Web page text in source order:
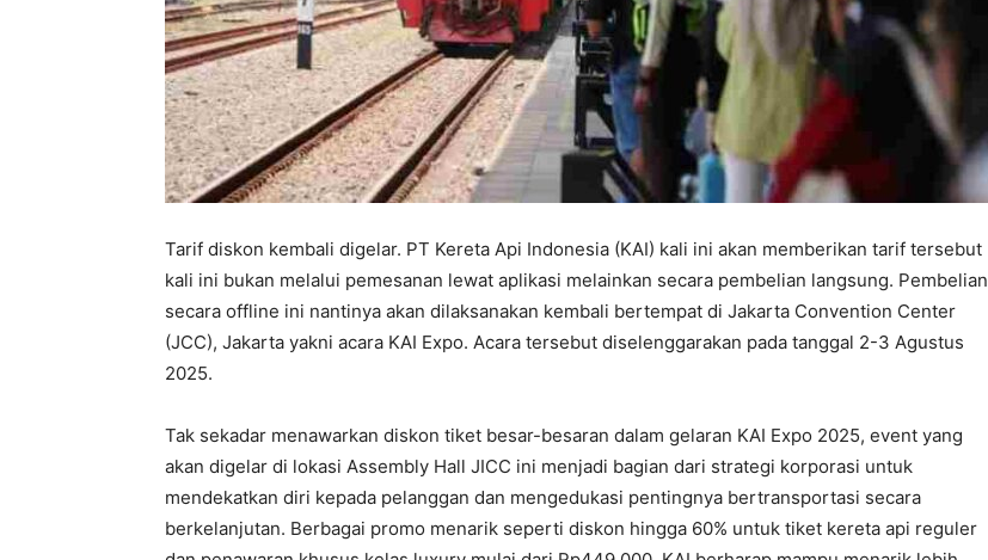
Tarif diskon kembali digelar. PT Kereta Api Indonesia (KAI) kali ini akan memberikan tarif tersebut
kali ini bukan melalui pemesanan lewat aplikasi melainkan secara pembelian langsung. Pembelian
secara offline ini nantinya akan dilaksanakan kembali bertempat di Jakarta Convention Center
(JCC), Jakarta yakni acara KAI Expo. Acara tersebut diselenggarakan pada tanggal 2-3 Agustus
2025.
Tak sekadar menawarkan diskon tiket besar-besaran dalam gelaran KAI Expo 2025, event yang
akan digelar di lokasi Assembly Hall JICC ini menjadi bagian dari strategi korporasi untuk
mendekatkan diri kepada pelanggan dan mengedukasi pentingnya bertransportasi secara
berkelanjutan. Berbagai promo menarik seperti diskon hingga 60% untuk tiket kereta api reguler